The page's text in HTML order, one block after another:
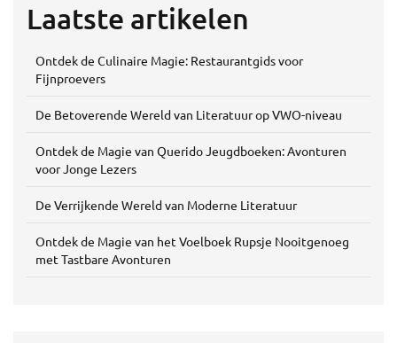
Laatste artikelen
Ontdek de Culinaire Magie: Restaurantgids voor
Fijnproevers
De Betoverende Wereld van Literatuur op VWO-niveau
Ontdek de Magie van Querido Jeugdboeken: Avonturen
voor Jonge Lezers
De Verrijkende Wereld van Moderne Literatuur
Ontdek de Magie van het Voelboek Rupsje Nooitgenoeg
met Tastbare Avonturen